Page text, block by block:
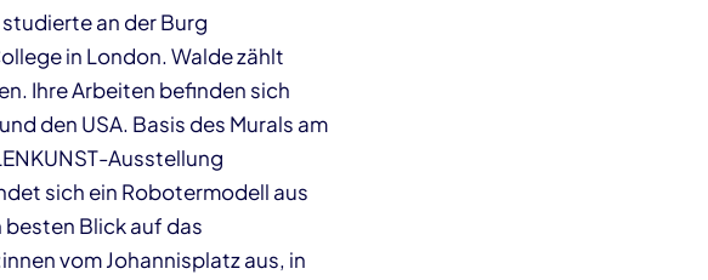
an der Burg
in London. Walde zählt
Ihre Arbeiten befinden sich
den USA. Basis des Murals am
Ausstellung
sich ein Robotermodell aus
besten Blick auf das
vom Johannisplatz aus, in